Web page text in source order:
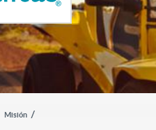
Seguro Automotriz
Misión